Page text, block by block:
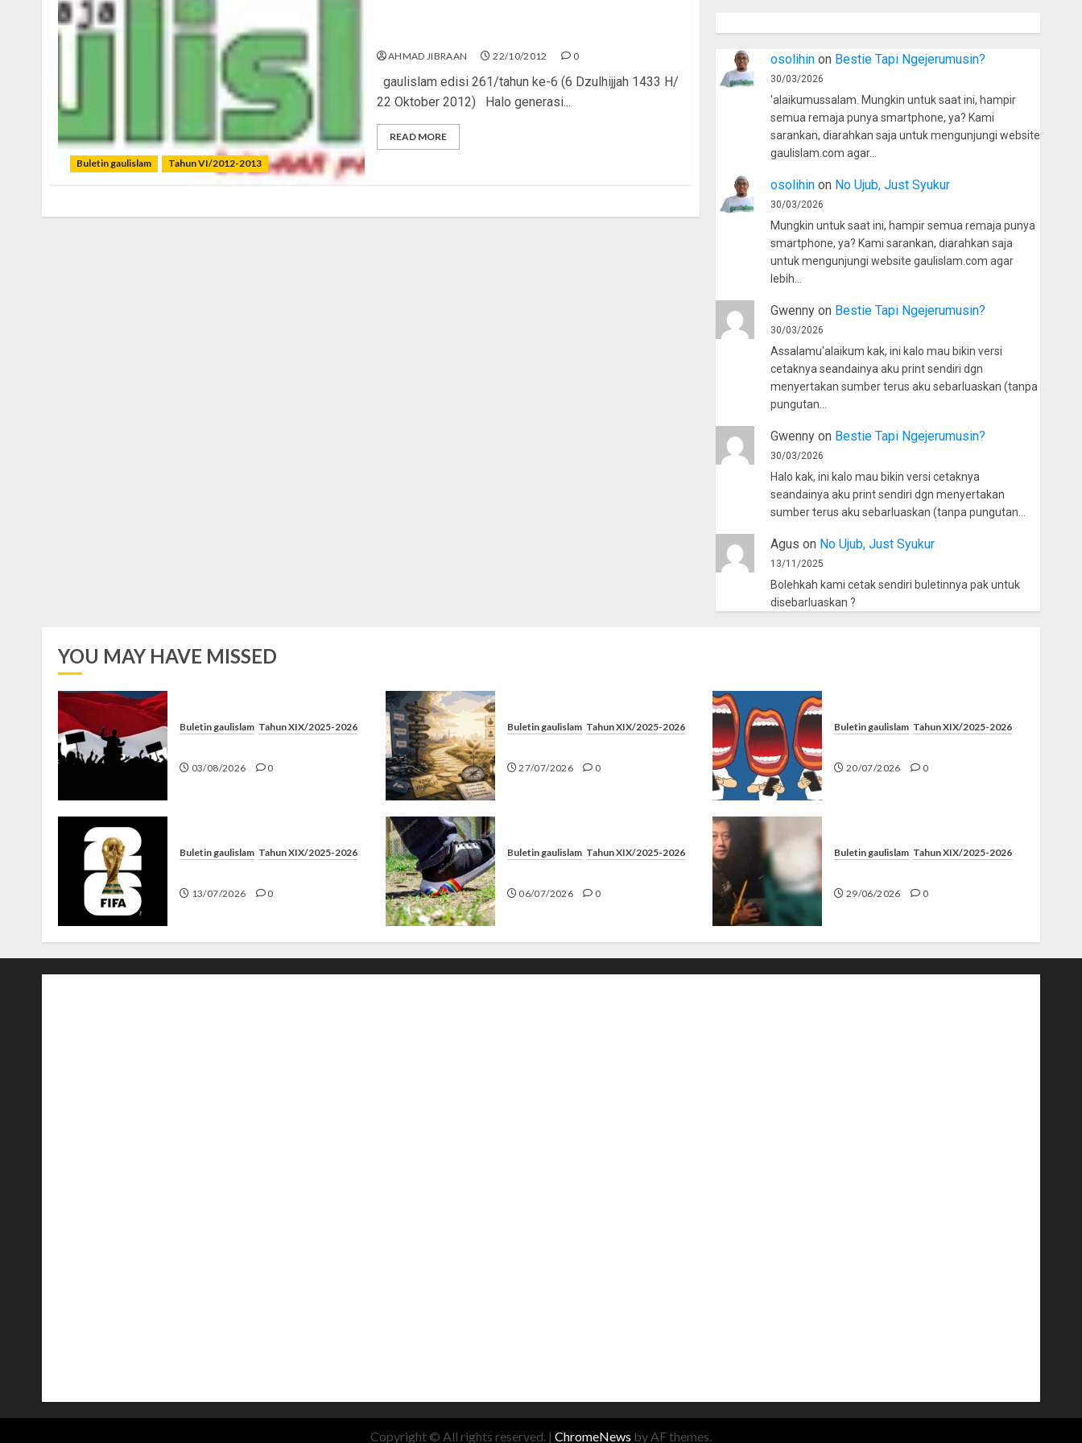
Buletin gaulislam Tahun VI/2012-2013
AHMAD JIBRAAN 22/10/2012 0
gaulislam edisi 261/tahun ke-6 (6 Dzulhijjah 1433 H/
22 Oktober 2012) Halo generasi...
READ MORE
osolihinon Bestie Tapi Ngejerumusin?
30/03/2026
'alaikumussalam. Mungkin untuk saat ini, hampir
semua remaja punya smartphone, ya? Kami
sarankan, diarahkan saja untuk mengunjungi website
gaulislam.com agar…
osolihinon No Ujub, Just Syukur
30/03/2026
Mungkin untuk saat ini, hampir semua remaja punya
smartphone, ya? Kami sarankan, diarahkan saja
untuk mengunjungi website gaulislam.com agar
lebih…
Gwennyon Bestie Tapi Ngejerumusin?
30/03/2026
Assalamu'alaikum kak, ini kalo mau bikin versi
cetaknya seandainya aku print sendiri dgn
menyertakan sumber terus aku sebarluaskan (tanpa
pungutan…
Gwennyon Bestie Tapi Ngejerumusin?
30/03/2026
Halo kak, ini kalo mau bikin versi cetaknya
seandainya aku print sendiri dgn menyertakan
sumber terus aku sebarluaskan (tanpa pungutan…
Agus on No Ujub, Just Syukur
13/11/2025
Bolehkah kami cetak sendiri buletinnya pak untuk
disebarluaskan ?
YOU MAY HAVE MISSED
Buletin gaulislam Tahun XIX/2025-2026
03/08/2026 0
Buletin gaulislam Tahun XIX/2025-2026
27/07/2026 0
Buletin gaulislam Tahun XIX/2025-2026
20/07/2026 0
Buletin gaulislam Tahun XIX/2025-2026
13/07/2026 0
Buletin gaulislam Tahun XIX/2025-2026
06/07/2026 0
Buletin gaulislam Tahun XIX/2025-2026
29/06/2026 0
Copyright © All rights reserved. | ChromeNews by AF themes.